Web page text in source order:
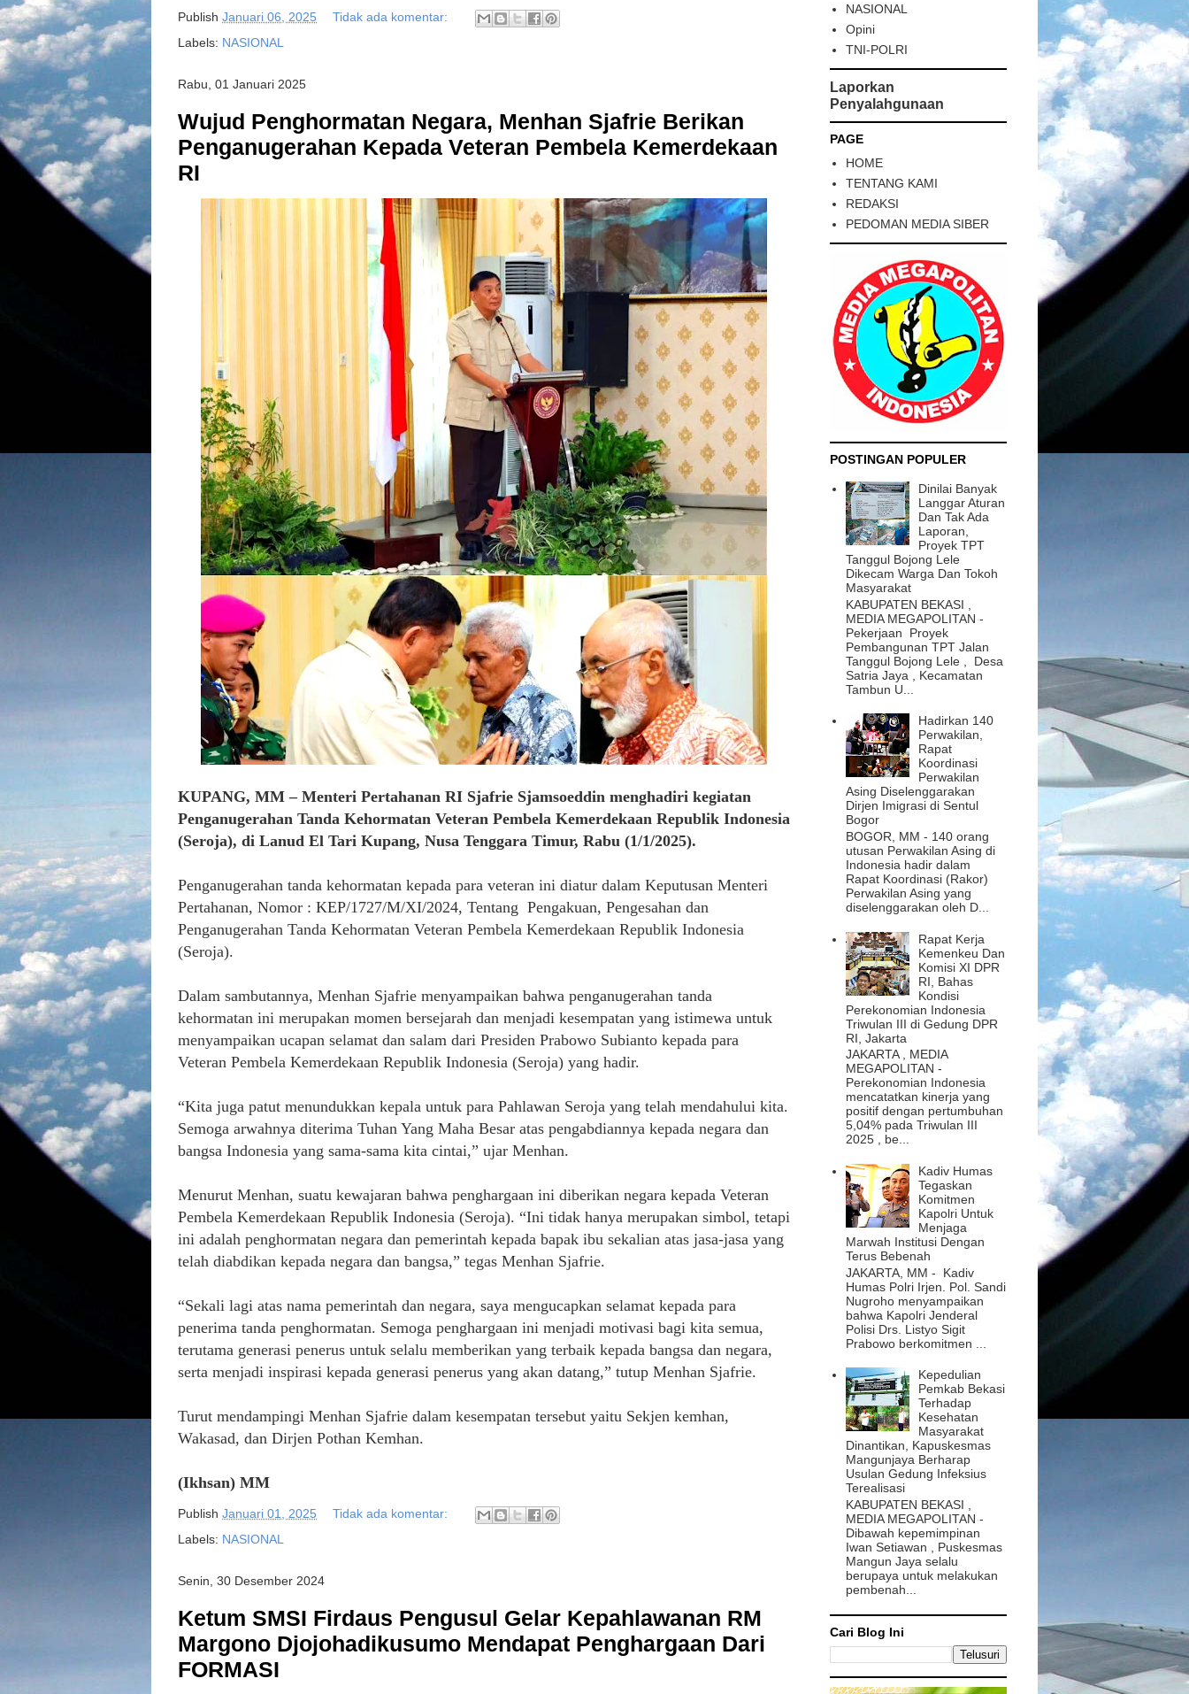
Publish Januari 06, 2025
Tidak ada komentar:
Labels: NASIONAL
Rabu, 01 Januari 2025
Wujud Penghormatan Negara, Menhan Sjafrie Berikan
Penganugerahan Kepada Veteran Pembela Kemerdekaan
RI
KUPANG, MM – Menteri Pertahanan RI Sjafrie Sjamsoeddin menghadiri kegiatan
Penganugerahan Tanda Kehormatan Veteran Pembela Kemerdekaan Republik Indonesia
(Seroja), di Lanud El Tari Kupang, Nusa Tenggara Timur, Rabu (1/1/2025).
Penganugerahan tanda kehormatan kepada para veteran ini diatur dalam Keputusan Menteri
Pertahanan, Nomor : KEP/1727/M/XI/2024, Tentang Pengakuan, Pengesahan dan
Penganugerahan Tanda Kehormatan Veteran Pembela Kemerdekaan Republik Indonesia
(Seroja).
Dalam sambutannya, Menhan Sjafrie menyampaikan bahwa penganugerahan tanda
kehormatan ini merupakan momen bersejarah dan menjadi kesempatan yang istimewa untuk
menyampaikan ucapan selamat dan salam dari Presiden Prabowo Subianto kepada para
Veteran Pembela Kemerdekaan Republik Indonesia (Seroja) yang hadir.
“Kita juga patut menundukkan kepala untuk para Pahlawan Seroja yang telah mendahului kita.
Semoga arwahnya diterima Tuhan Yang Maha Besar atas pengabdiannya kepada negara dan
bangsa Indonesia yang sama-sama kita cintai,” ujar Menhan.
Menurut Menhan, suatu kewajaran bahwa penghargaan ini diberikan negara kepada Veteran
Pembela Kemerdekaan Republik Indonesia (Seroja). “Ini tidak hanya merupakan simbol, tetapi
ini adalah penghormatan negara dan pemerintah kepada bapak ibu sekalian atas jasa-jasa yang
telah diabdikan kepada negara dan bangsa,” tegas Menhan Sjafrie.
“Sekali lagi atas nama pemerintah dan negara, saya mengucapkan selamat kepada para
penerima tanda penghormatan. Semoga penghargaan ini menjadi motivasi bagi kita semua,
terutama generasi penerus untuk selalu memberikan yang terbaik kepada bangsa dan negara,
serta menjadi inspirasi kepada generasi penerus yang akan datang,” tutup Menhan Sjafrie.
Turut mendampingi Menhan Sjafrie dalam kesempatan tersebut yaitu Sekjen kemhan,
Wakasad, dan Dirjen Pothan Kemhan.
(Ikhsan) MM
Publish Januari 01, 2025
Tidak ada komentar:
Labels: NASIONAL
Senin, 30 Desember 2024
Ketum SMSI Firdaus Pengusul Gelar Kepahlawanan RM
Margono Djojohadikusumo Mendapat Penghargaan Dari
FORMASI
NASIONAL
Opini
TNI-POLRI
Laporkan
Penyalahgunaan
PAGE
HOME
TENTANG KAMI
REDAKSI
PEDOMAN MEDIA SIBER
POSTINGAN POPULER
Dinilai Banyak
Langgar Aturan
Dan Tak Ada
Laporan,
Proyek TPT
Tanggul Bojong Lele
Dikecam Warga Dan Tokoh
Masyarakat
KABUPATEN BEKASI ,
MEDIA MEGAPOLITAN -
Pekerjaan Proyek
Pembangunan TPT Jalan
Tanggul Bojong Lele , Desa
Satria Jaya , Kecamatan
Tambun U...
Hadirkan 140
Perwakilan,
Rapat
Koordinasi
Perwakilan
Asing Diselenggarakan
Dirjen Imigrasi di Sentul
Bogor
BOGOR, MM - 140 orang
utusan Perwakilan Asing di
Indonesia hadir dalam
Rapat Koordinasi (Rakor)
Perwakilan Asing yang
diselenggarakan oleh D...
Rapat Kerja
Kemenkeu Dan
Komisi XI DPR
RI, Bahas
Kondisi
Perekonomian Indonesia
Triwulan III di Gedung DPR
RI, Jakarta
JAKARTA , MEDIA
MEGAPOLITAN -
Perekonomian Indonesia
mencatatkan kinerja yang
positif dengan pertumbuhan
5,04% pada Triwulan III
2025 , be...
Kadiv Humas
Tegaskan
Komitmen
Kapolri Untuk
Menjaga
Marwah Institusi Dengan
Terus Bebenah
JAKARTA, MM - Kadiv
Humas Polri Irjen. Pol. Sandi
Nugroho menyampaikan
bahwa Kapolri Jenderal
Polisi Drs. Listyo Sigit
Prabowo berkomitmen ...
Kepedulian
Pemkab Bekasi
Terhadap
Kesehatan
Masyarakat
Dinantikan, Kapuskesmas
Mangunjaya Berharap
Usulan Gedung Infeksius
Terealisasi
KABUPATEN BEKASI ,
MEDIA MEGAPOLITAN -
Dibawah kepemimpinan
Iwan Setiawan , Puskesmas
Mangun Jaya selalu
berupaya untuk melakukan
pembenah...
Cari Blog Ini